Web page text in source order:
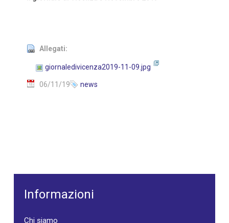
Allegati:
giornaledivicenza2019-11-09.jpg
06/11/19 news
Informazioni
Chi siamo